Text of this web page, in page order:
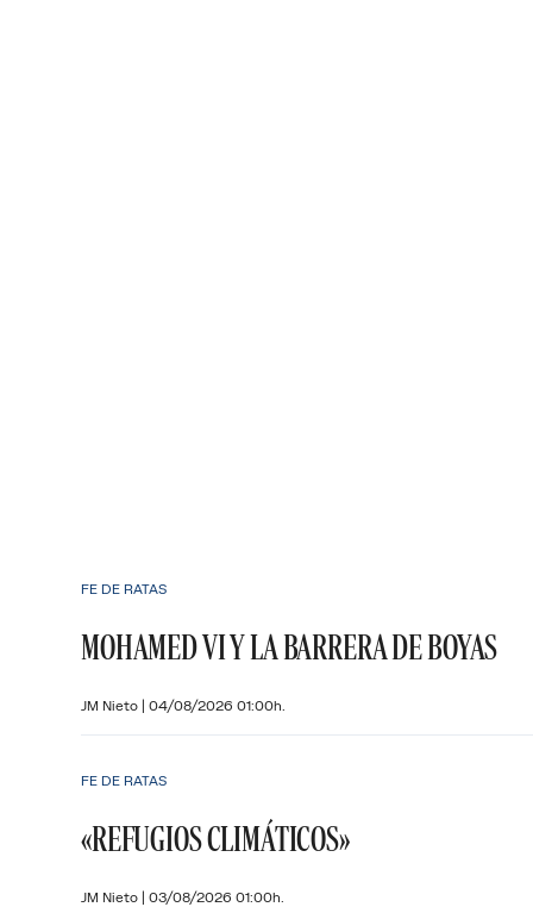
FE DE RATAS
MOHAMED VI Y LA BARRERA DE BOYAS
JM Nieto | 04/08/2026 01:00h.
FE DE RATAS
«REFUGIOS CLIMÁTICOS»
JM Nieto | 03/08/2026 01:00h.